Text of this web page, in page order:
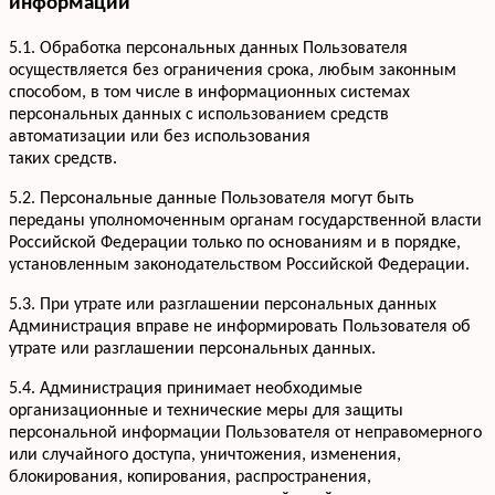
Мы онлайн, пишите
5.1. Обработка персональных данных Пользователя
осуществляется без ограничения срока, любым законным
способом, в том числе в информационных системах
персональных данных с использованием средств
автоматизации или без использования
таких средств.
5.2. Персональные данные Пользователя могут быть
переданы уполномоченным органам государственной власти
Российской Федерации только по основаниям и в порядке,
установленным законодательством Российской Федерации.
5.3. При утрате или разглашении персональных данных
Администрация вправе не информировать Пользователя об
утрате или разглашении персональных данных.
5.4. Администрация принимает необходимые
организационные и технические меры для защиты
персональной информации Пользователя от неправомерного
или случайного доступа, уничтожения, изменения,
блокирования, копирования, распространения,